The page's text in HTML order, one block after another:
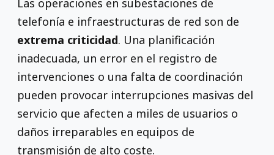
telefonía e infraestructuras de red son de
extrema criticidad. Una planificación
inadecuada, un error en el registro de
intervenciones o una falta de coordinación
pueden provocar interrupciones masivas del
servicio que afecten a miles de usuarios o
daños irreparables en equipos de
transmisión de alto coste.